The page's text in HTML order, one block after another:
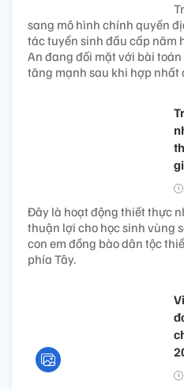
sang mô hình chính quyền
tác tuyển sinh đầu cấp năm
An đang đối mặt với bài
tăng mạnh sau khi hợp nhất
Đây là hoạt động thiết thực
thuận lợi cho học sinh vùng
con em đồng bào dân tộc
phía Tây.